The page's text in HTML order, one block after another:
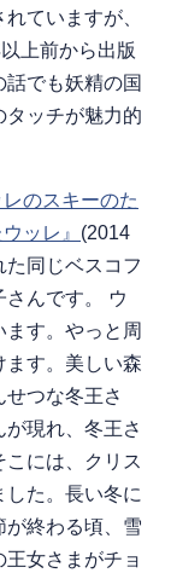
ていますが、
上前から出版
でも妖精の国
タッチが魅力的
レのスキーのた
ッレ』 (2014
同じベスコフ
んです。 ウ
す。やっと周
ます。美しい森
つな冬王さ
現れ、冬王さ
こには、クリス
た。長い冬に
が終わる頃、雪
女さまがチョ